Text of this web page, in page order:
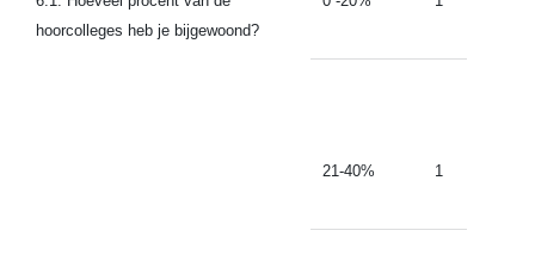
hoorcolleges heb je bijgewoond?
21-40% 1